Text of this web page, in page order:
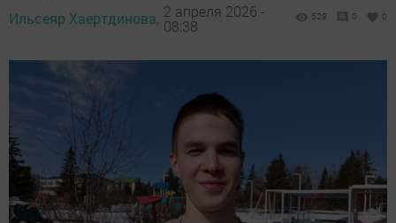
Ильсеяр Хаертдинова, 2 апреля 2026 -
08:38
529 0 0